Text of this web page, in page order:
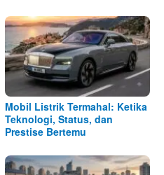
Mobil Listrik Termahal: Ketika
Teknologi, Status, dan
Prestise Bertemu